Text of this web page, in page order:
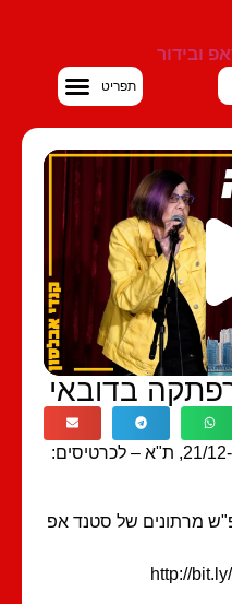
בדובאי
קרוב של קנדי אבלסון: ב-21/12, ת"א – לכרטיסים:
של סטנד אפ